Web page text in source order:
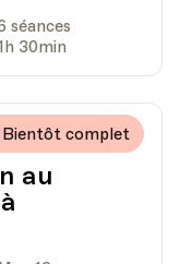
séances
30min
au
Bientôt complet